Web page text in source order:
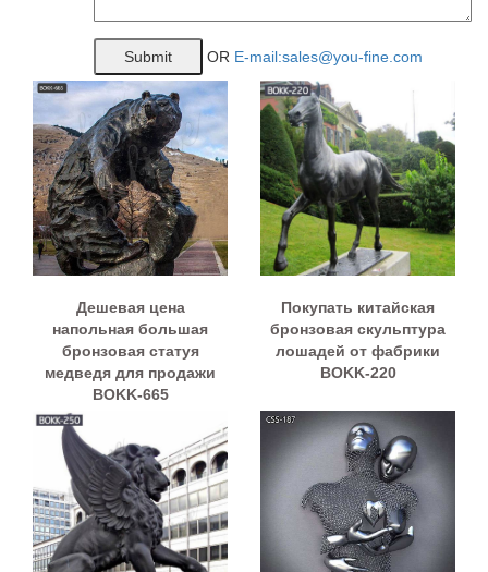
OR E-mail:sales@you-fine.com
Дешевая цена
напольная большая
бронзовая статуя
медведя для продажи
BOKK-665
Покупать китайская
бронзовая скульптура
лошадей от фабрики
BOKK-220